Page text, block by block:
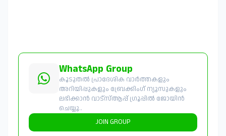
WhatsApp Group
കൂടുതൽ പ്രാദേശിക വാർത്തകളും
അറിയിപ്പുകളും ബ്രേക്കിംഗ് ന്യൂസുകളും
ലഭിക്കാൻ വാട്സ്ആപ്പ് ഗ്രൂപ്പിൽ ജോയിൻ
ചെയ്യൂ..
JOIN GROUP